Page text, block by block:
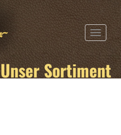
TOGGLE
Unser Sortiment